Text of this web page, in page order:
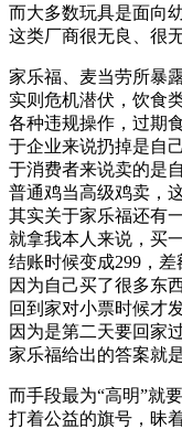
而大多数玩具是面向
这类厂商很无良、很
家乐福、麦当劳所暴
实则危机潜伏，饮食
各种违规操作，过期
于企业来说扔掉是自
于消费者来说卖的是
普通鸡当高级鸡卖，
其实关于家乐福还有
就拿我本人来说，买
结账时候变成299，差
因为自己买了很多东
回到家对小票时候才
因为是第二天要回家
家乐福给出的答案就
而手段最为“高明”就
打着公益的旗号，昧